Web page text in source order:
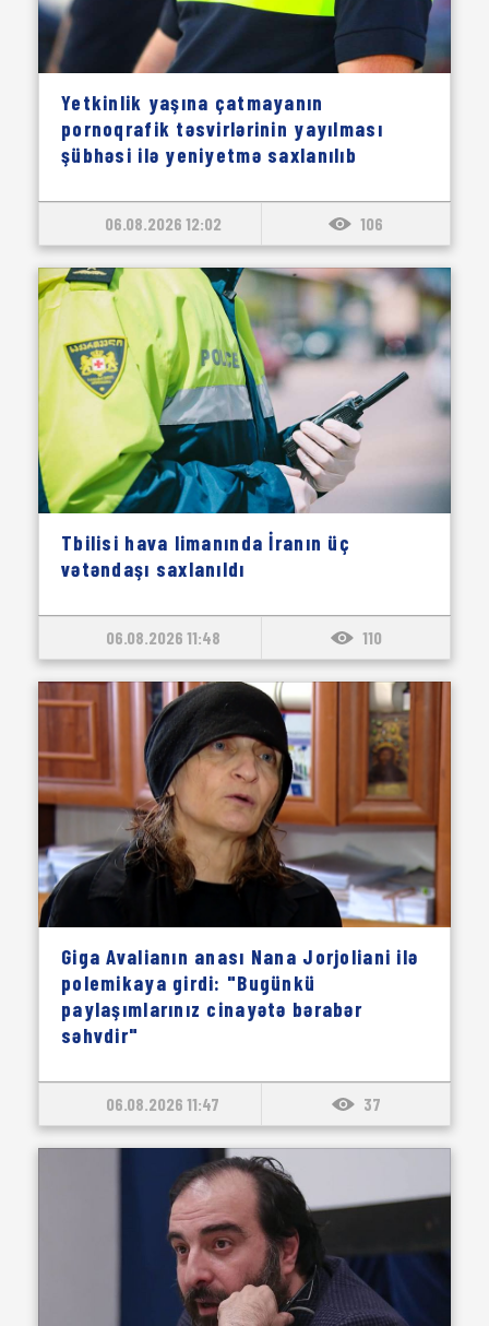
Yetkinlik yaşına çatmayanın
pornoqrafik təsvirlərinin yayılması
şübhəsi ilə yeniyetmə saxlanılıb
06.08.2026 12:02 106
Tbilisi hava limanında İranın üç
vətəndaşı saxlanıldı
06.08.2026 11:48 110
Giga Avalianın anası Nana Jorjoliani ilə
polemikaya girdi: "Bugünkü
paylaşımlarınız cinayətə bərabər
səhvdir"
06.08.2026 11:47 37